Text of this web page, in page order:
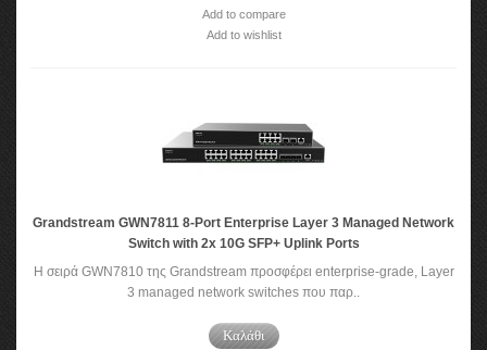
Add to compare
Add to wishlist
Grandstream GWN7811 8-Port Enterprise Layer 3 Managed Network
Switch with 2x 10G SFP+ Uplink Ports
Η σειρά GWN7810 της Grandstream προσφέρει enterprise-grade, Layer
3 managed network switches που παρ..
Καλάθι